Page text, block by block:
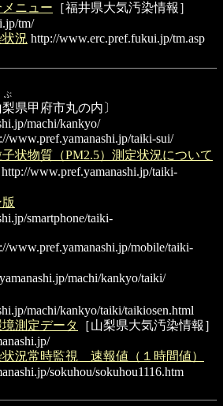
ニュー ［福井県大気汚染情報］
tm/
況 http://www.erc.pref.fukui.jp/tm.asp
ぶ
梨県甲府市丸の内〕
machi/kankyo/
www.pref.yamanashi.jp/taiki-sui/
状物質（PM2.5）測定状況について
http://www.pref.yamanashi.jp/taiki-
smartphone/taiki-
www.pref.yamanashi.jp/mobile/taiki-
machi/kankyo/taiki/
machi/kankyo/taiki/taikiosen.html
測定データ
［山梨県大気汚染情報］
況常時監視 速報値（１時間値）
sokuhou/sokuhou1116.htm